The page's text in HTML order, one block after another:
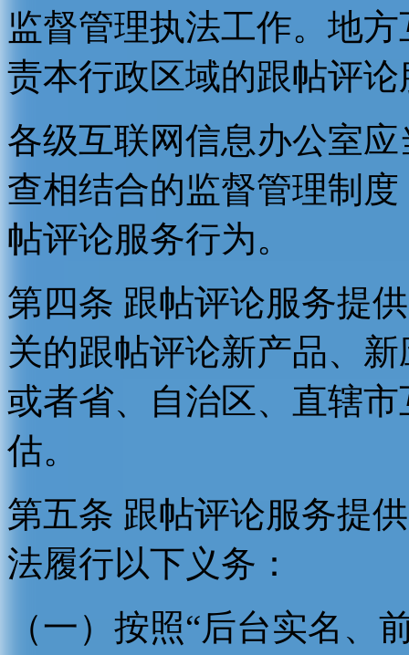
监督管理执法工作。地
责本行政区域的跟帖评
各级互联网信息办公室
查相结合的监督管理制
帖评论服务行为。
第四条 跟帖评论服务提
关的跟帖评论新产品、
或者省、自治区、直辖
估。
第五条 跟帖评论服务提
法履行以下义务：
（一）按照“后台实名、